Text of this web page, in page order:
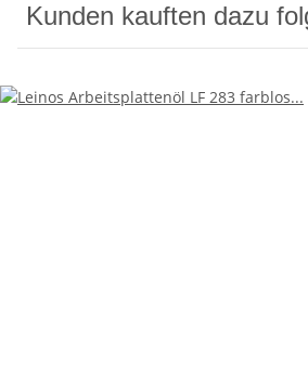
Kunden kauften dazu